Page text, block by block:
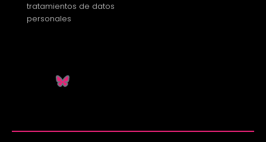
tratamientos de datos
personales